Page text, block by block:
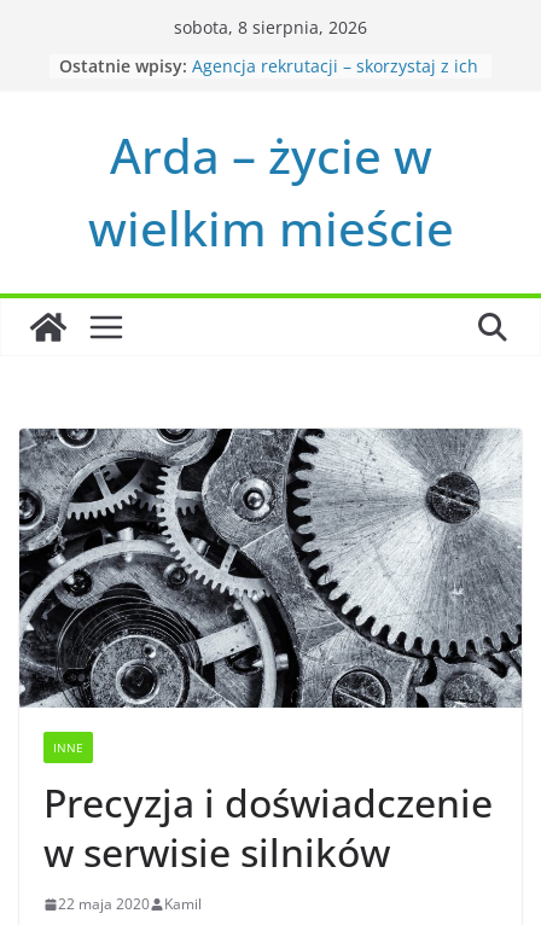
sobota, 8 sierpnia, 2026
Ostatnie wpisy: Agencja rekrutacji – skorzystaj z ich
graficznych?
Jak pomoże mi outsourcing
finansów i księgowości?
Droga do lepszego jutra poprzez
psychoterapie
Arda – życie w
wielkim mieście
INNE
Precyzja i doświadczenie
w serwisie silników
22 maja 2020 Kamil